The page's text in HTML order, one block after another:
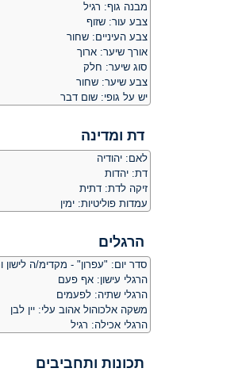
מבנה גוף: רגיל
צבע עור: שזוף
צבע העיניים: שחור
אורך שיער: ארוך
סוג שיער: חלק
צבע שיער: שחור
יש על גופי: שום דבר
דת ומדינה
לאם: יהודיה
דת: יהדות
זיקה לדת: דתית
עמדות פוליטיות: ימין
הרגלים
סדר יום: "עפרון" - מקדימ/ה לישון
הרגלי עישון: אף פעם
הרגלי שתיה: לפעמים
משקה אלכוהול אהוב עלי: יין לבן
הרגלי אכילה: רגיל
תכונות ותחביבים